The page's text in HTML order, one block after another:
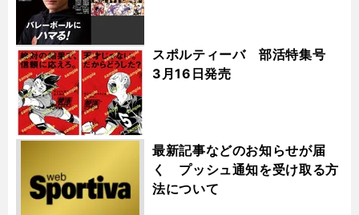
スポルティーバ 部活特集号
3月16日発売
最新記事などのお知らせが届
く プッシュ通知を受け取る方
法について